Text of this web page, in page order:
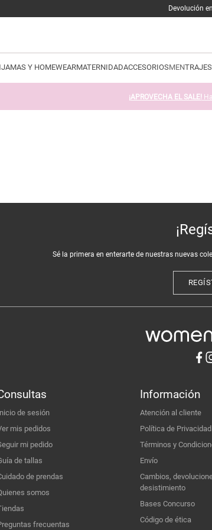
Devolución
Y HOMEWEARMATERNIDADACCESORIOSMEN
¡APROVECHA EL SALE!
Sé la primera en enterarte de nuestras nuevas
de sesión
mis pedidos
mi pedido
de tallas
de prendas
somos
frecuentas
Información
Atención al cliente
Política de Privacidad
Términos y
Envío
Cambios,
desistimiento
Bases Concurso
Código de ética